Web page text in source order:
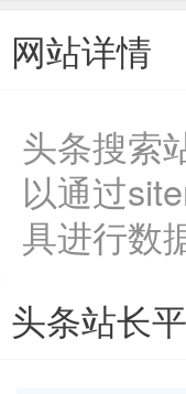
网站详情
头条搜索
以通过
具进行数
头条站长